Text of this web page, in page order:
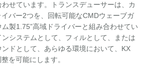
せています。トランスデューサーは、カ
イバー2つを、回転可能なCMDウェーブガ
製1.75”高域ドライバーと組み合わせてい
システムとして、フィルとして、または
ドとして、あらゆる環境において、KX
を可能にします。